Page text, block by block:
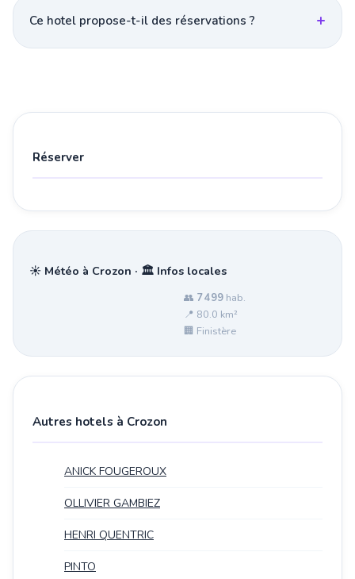
Ce hotel propose-t-il des réservations ?
Réserver
☀️ Météo à Crozon · 🏛️ Infos locales
👥 7 499 hab.
📍 80.0 km²
🏢 Finistère
Autres hotels à Crozon
ANICK FOUGEROUX
OLLIVIER GAMBIEZ
HENRI QUENTRIC
PINTO